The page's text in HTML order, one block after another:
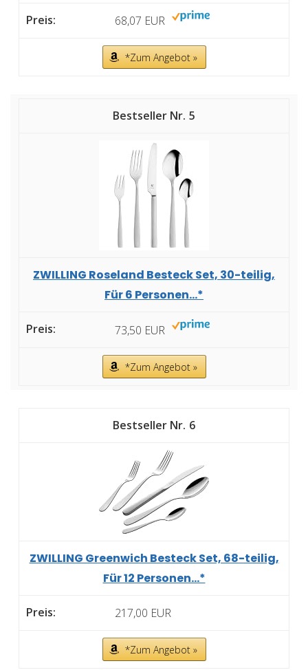
68,07 EUR
*Zum Angebot »
5
ZWILLING Roseland Besteck Set, 30-teilig,
Für 6 Personen...*
73,50 EUR
*Zum Angebot »
6
ZWILLING Greenwich Besteck Set, 68-teilig,
Für 12 Personen...*
217,00 EUR
*Zum Angebot »